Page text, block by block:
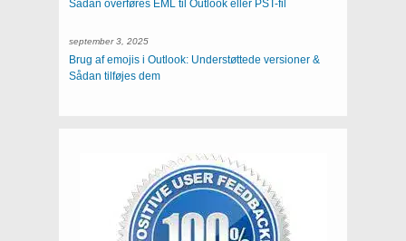
Sådan overføres EML til Outlook eller PST-fil
september 3, 2025
Brug af emojis i Outlook: Understøttede versioner &
Sådan tilføjes dem